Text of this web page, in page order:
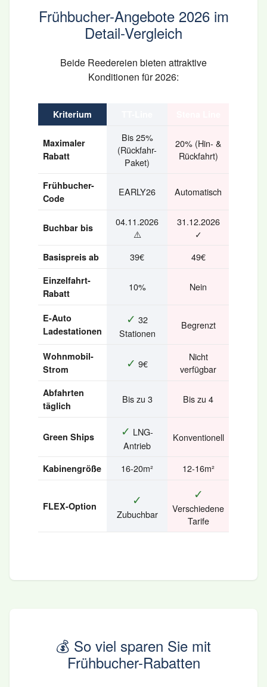
Frühbucher-Angebote 2026 im
Detail-Vergleich
Beide Reedereien bieten attraktive
Konditionen für 2026:
Kriterium
Maximaler
Rabatt
Bis 25%
(Rückfahr-
Paket)
20% (Hin- &
Rückfahrt)
Frühbucher-
Code
EARLY26 Automatisch
Buchbar bis
04.11.2026
⚠️
31.12.2026
✓
Basispreis ab 39€ 49€
Einzelfahrt-
Rabatt
10% Nein
E-Auto
Ladestationen
✓ 32
Stationen
Begrenzt
Wohnmobil-
Strom
✓ 9€
Nicht
verfügbar
Abfahrten
täglich
Bis zu 3 Bis zu 4
Green Ships ✓ LNG-
Antrieb
Konventionell
Kabinengröße 16-20m² 12-16m²
FLEX-Option ✓
Zubuchbar
✓
Verschiedene
Tarife
💰 So viel sparen Sie mit
Frühbucher-Rabatten